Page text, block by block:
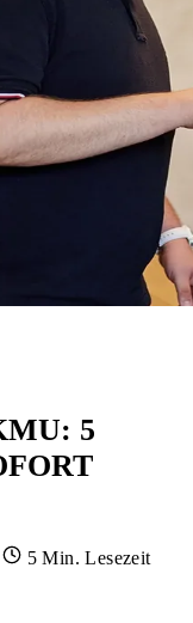
5
W
5 Min. Lesezeit